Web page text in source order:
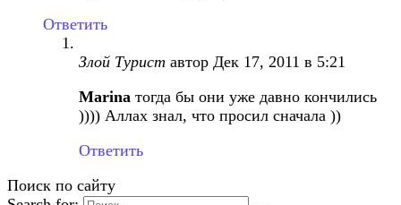
Ответить
Злой Турист автор Дек 17, 2011 в 5:21
Marina тогда бы они уже давно кончились
)))) Аллах знал, что просил сначала ))
Ответить
Поиск по сайту